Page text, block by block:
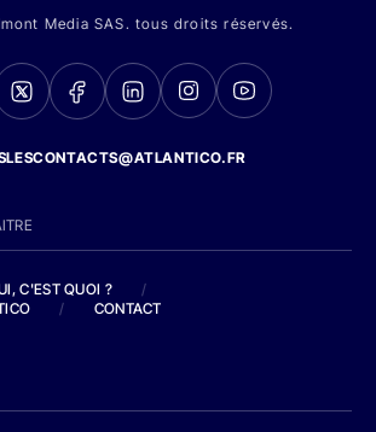
Media SAS. tous droits réservés.
C'EST QUOI ?
/
/ CONTACT